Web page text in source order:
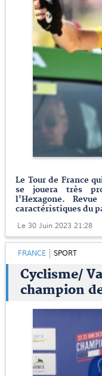
Le Tour de France
se jouera très
l'Hexagone.
caractéristiques du
Le 30 Juin 2023 21:28
FRANCE SPORT
Cyclisme/
champion